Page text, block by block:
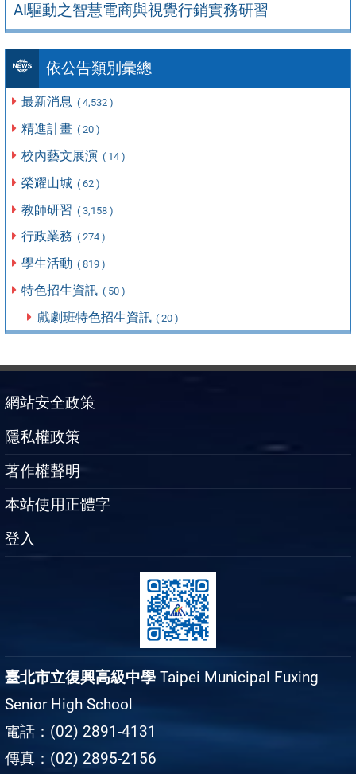
AI驅動之智慧電商與視覺行銷實務研習
依公告類別彙總
最新消息 ( 4,532 )
精進計畫 ( 20 )
校內藝文展演 ( 14 )
榮耀山城 ( 62 )
教師研習 ( 3,158 )
行政業務 ( 274 )
學生活動 ( 819 )
特色招生資訊 ( 50 )
戲劇班特色招生資訊 ( 20 )
網站安全政策
隱私權政策
著作權聲明
本站使用正體字
登入
臺北市立復興高級中學 Taipei Municipal Fuxing
Senior High School
電話：(02) 2891-4131
傳真：(02) 2895-2156